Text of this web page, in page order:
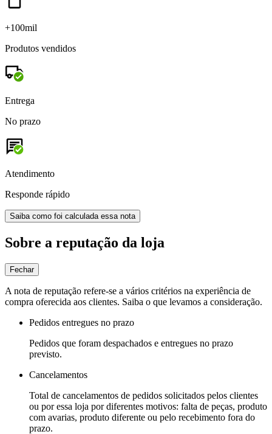
+100mil
Produtos vendidos
Entrega
No prazo
Atendimento
Responde rápido
Saiba como foi calculada essa nota
Sobre a reputação da loja
Fechar
A nota de reputação refere-se a vários critérios na experiência de
compra oferecida aos clientes. Saiba o que levamos a consideração.
Pedidos entregues no prazo
Pedidos que foram despachados e entregues no prazo
previsto.
Cancelamentos
Total de cancelamentos de pedidos solicitados pelos clientes
ou por essa loja por diferentes motivos: falta de peças, produto
com avarias, produto diferente ou pelo recebimento fora do
prazo.